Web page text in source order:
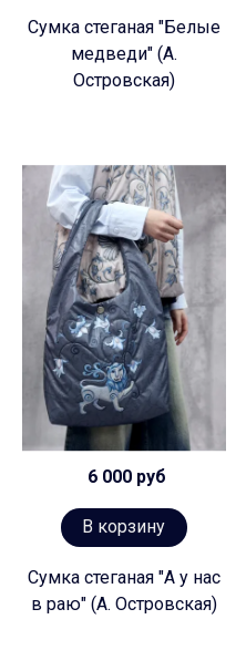
Сумка стеганая "Белые
медведи" (А.
Островская)
6 000 руб
В корзину
Сумка стеганая "А у нас
в раю" (А. Островская)